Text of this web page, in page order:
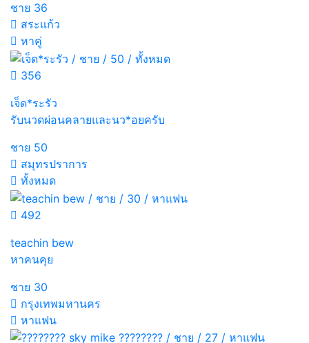
ชาย 36
สระแก้ว
หาคู่
356
เจ็ด*ระรัว
รับนวดผ่อนคลายและนว*อยครับ
ชาย 50
สมุทรปราการ
ทั้งหมด
492
teachin bew
หาคนคุย
ชาย 30
กรุงเทพมหานคร
หาแฟน